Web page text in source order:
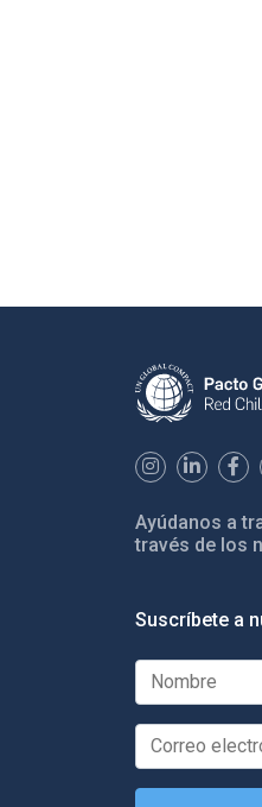
Ayúdanos a
través de los
Suscríbete a